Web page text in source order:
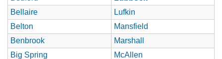
Bellaire
Lufkin
Belton
Mansfield
Benbrook
Marshall
Big Spring
McAllen